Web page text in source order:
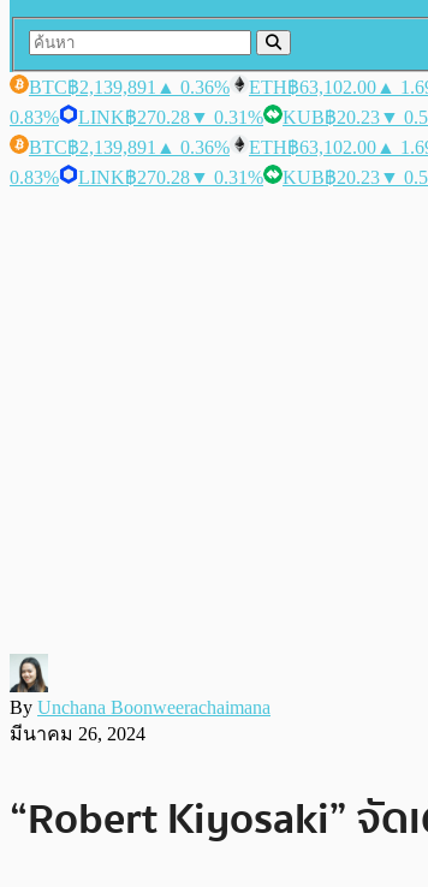
BTC฿2,139,891 ▲ 0.36% ETH฿63,102.00 ▲
0.83%
LINK฿270.28▼ 0.31% KUB฿20.23▼
BTC฿2,139,891 ▲ 0.36% ETH฿63,102.00 ▲
0.83%
LINK฿270.28▼ 0.31% KUB฿20.23▼
By Unchana Boonweerachaimana
มีนาคม 26, 2024
“Robert Kiyosaki” จั